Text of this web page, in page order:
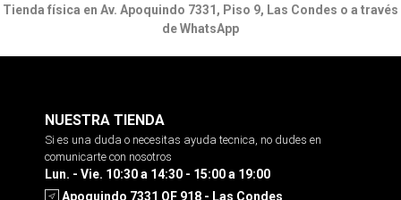
Tienda física en Av. Apoquindo 7331, Piso 9, Las Condes o a través
de WhatsApp
NUESTRA TIENDA
Si es una duda o necesitas ayuda tecnica, no dudes en
comunicarte con nosotros
Lun. - Vie. 10:30 a 14:30 - 15:00 a 19:00
Apoquindo 7331 OF 918 - Las Condes